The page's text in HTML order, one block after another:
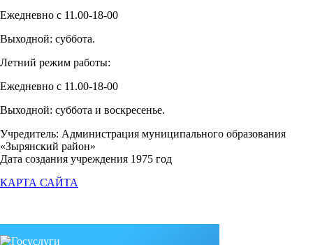
Ежедневно с 11.00-18-00
Выходной: суббота.
Летний режим работы:
Ежедневно с 11.00-18-00
Выходной: суббота и воскресенье.
Учредитель: Администрация муниципального образования
«Зырянский район»
Дата создания учреждения 1975 год
КАРТА САЙТА